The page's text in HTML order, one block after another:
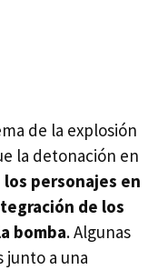
de la explosión
la detonación en
personajes en
de los
bomba. Algunas
junto a una